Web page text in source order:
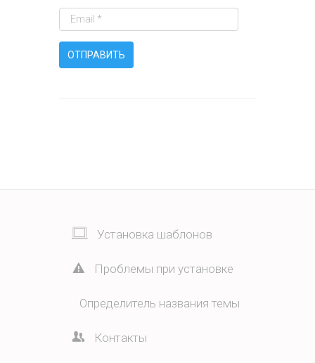
Установка шаблонов
Проблемы при установке
Определитель названия темы
Контакты